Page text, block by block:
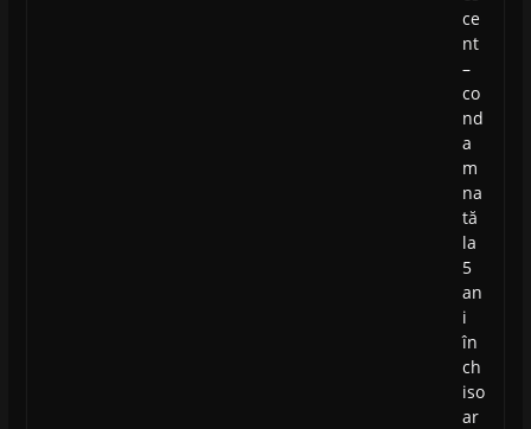
ce
nt
–
co
nd
a
m
na
tă
la
5
an
i
în
ch
iso
ar